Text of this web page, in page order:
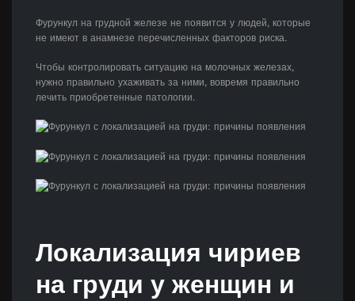
Фурункул на грудной железе не появится у людей, которые
не имеют в анамнезе перечисленных факторов риска.
Чтобы контролировать ситуацию на молочных железах,
нужно правильно ухаживать за ними, вовремя правильно
лечить приобретенные патологии.
Локализация чириев
на груди у женщин и